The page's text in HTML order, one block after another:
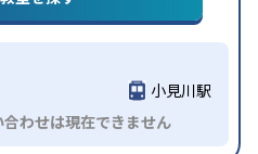
小見川駅
わせは現在できません